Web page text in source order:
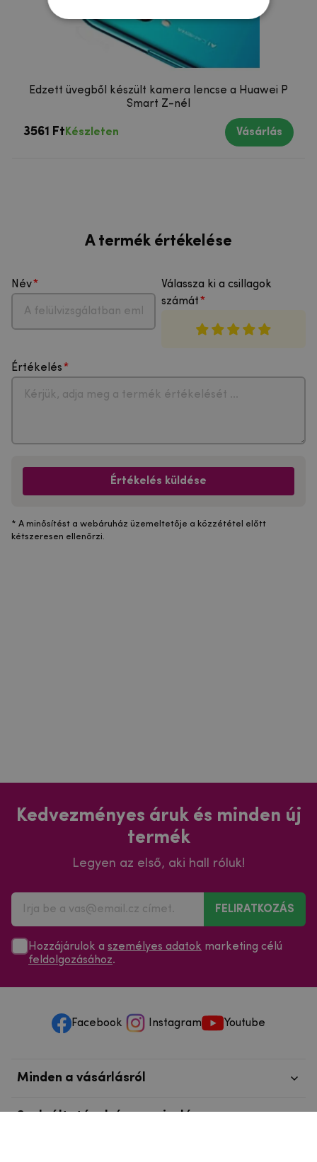
Edzett üvegből készült kamera lencse a Huawei P
Smart Z-nél
3561 Ft Készleten Vásárlás
A termék értékelése
Név
Válassza ki a csillagok
számát
Értékelés
Értékelés küldése
* A minősítést a webáruház üzemeltetője a közzététel előtt
kétszeresen ellenőrzi.
Kedvezményes áruk és minden új
termék
Legyen az első, aki hall róluk!
FELIRATKOZÁS
Hozzájárulok a személyes adatok marketing célú
feldolgozásához.
Facebook Instagram Youtube
Minden a vásárlásról